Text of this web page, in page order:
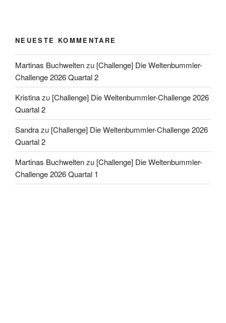
NEUESTE KOMMENTARE
Martinas Buchweltenzu [Challenge] Die Weltenbummler-
Challenge 2026 Quartal 2
Kristinazu [Challenge] Die Weltenbummler-Challenge 2026
Quartal 2
Sandrazu [Challenge] Die Weltenbummler-Challenge 2026
Quartal 2
Martinas Buchweltenzu [Challenge] Die Weltenbummler-
Challenge 2026 Quartal 1